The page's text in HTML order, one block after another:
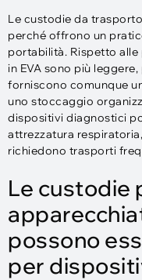
Le custodie da
perché offrono un
portabilità. Rispetto
in EVA sono più
forniscono comunque
uno stoccaggio
dispositivi diagnostici
attrezzatura
richiedono trasporti
Le custodie
possono
per